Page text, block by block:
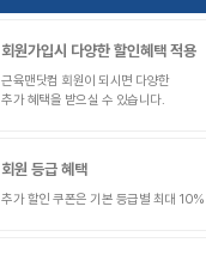
회원가입시 다양한 할인혜택 적용
근육맨닷컴 회원이 되시면 다양한
추가 혜택을 받으실 수 있습니다.
회원 등급 혜택
추가 할인 쿠폰은 기본 등급별 최대 10%